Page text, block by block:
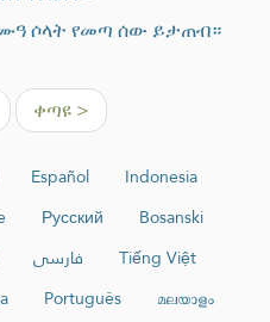
ሶላት የመጣ ሰው ይታጠብ።
ቀጣዩ >
Español
Indonesia
Русский
Bosanski
فارسی
Tiếng Việt
Português
മലയാളം